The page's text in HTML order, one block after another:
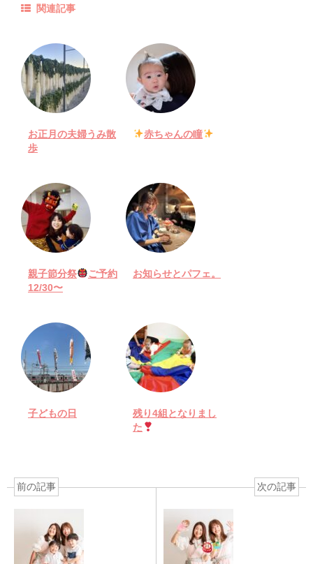
関連記事
お正月の夫婦うみ散
歩
赤ちゃんの瞳
親子節分祭
ご予約
12/30〜
お知らせとパフェ。
子どもの日
残り4組となりまし
た
前の記事 次の記事